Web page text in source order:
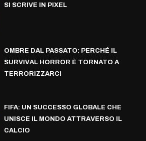
SI SCRIVE IN PIXEL
OMBRE DAL PASSATO: PERCHÉ IL
SURVIVAL HORROR È TORNATO A
TERRORIZZARCI
FIFA: UN SUCCESSO GLOBALE CHE
UNISCE IL MONDO ATTRAVERSO IL
CALCIO